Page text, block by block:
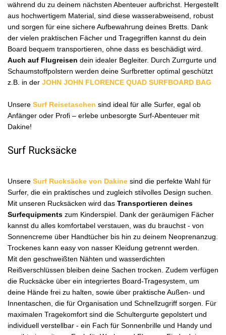
während du zu deinem nächsten Abenteuer aufbrichst. Hergestellt
aus hochwertigem Material, sind diese wasserabweisend, robust
und sorgen für eine sichere Aufbewahrung deines Bretts. Dank
der vielen praktischen Fächer und Tragegriffen kannst du dein
Board bequem transportieren, ohne dass es beschädigt wird.
Auch auf Flugreisen dein idealer Begleiter. Durch Zurrgurte und
Schaumstoffpolstern werden deine Surfbretter optimal geschützt
z.B. in der JOHN JOHN FLORENCE QUAD SURFBOARD BAG
Unsere Surf Reisetaschen sind ideal für alle Surfer, egal ob
Anfänger oder Profi – erlebe unbesorgte Surf-Abenteuer mit
Dakine!
Surf Rucksäcke
Unsere Surf Rucksäcke von Dakine sind die perfekte Wahl für
Surfer, die ein praktisches und zugleich stilvolles Design suchen.
Mit unseren Rucksäcken wird das Transportieren deines
Surfequipments zum Kinderspiel. Dank der geräumigen Fächer
kannst du alles komfortabel verstauen, was du brauchst - von
Sonnencreme über Handtücher bis hin zu deinem Neoprenanzug.
Trockenes kann easy von nasser Kleidung getrennt werden.
Mit den geschweißten Nähten und wasserdichten
Reißverschlüssen bleiben deine Sachen trocken. Zudem verfügen
die Rucksäcke über ein integriertes Board-Tragesystem, um
deine Hände frei zu halten, sowie über praktische Außen- und
Innentaschen, die für Organisation und Schnellzugriff sorgen. Für
maximalen Tragekomfort sind die Schultergurte gepolstert und
individuell verstellbar - ein Fach für Sonnenbrille und Handy und